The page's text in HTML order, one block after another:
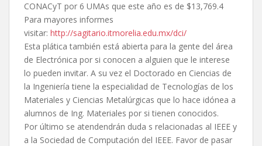
CONACyT por 6 UMAs que este año es de $13,769.4
Para mayores informes
visitar: http://sagitario.itmorelia.edu.mx/dci/
Esta plática también está abierta para la gente del área
de Electrónica por si conocen a alguien que le interese
lo pueden invitar. A su vez el Doctorado en Ciencias de
la Ingeniería tiene la especialidad de Tecnologías de los
Materiales y Ciencias Metalúrgicas que lo hace idónea a
alumnos de Ing. Materiales por si tienen conocidos.
Por último se atendendrán duda s relacionadas al IEEE y
a la Sociedad de Computación del IEEE. Favor de pasar